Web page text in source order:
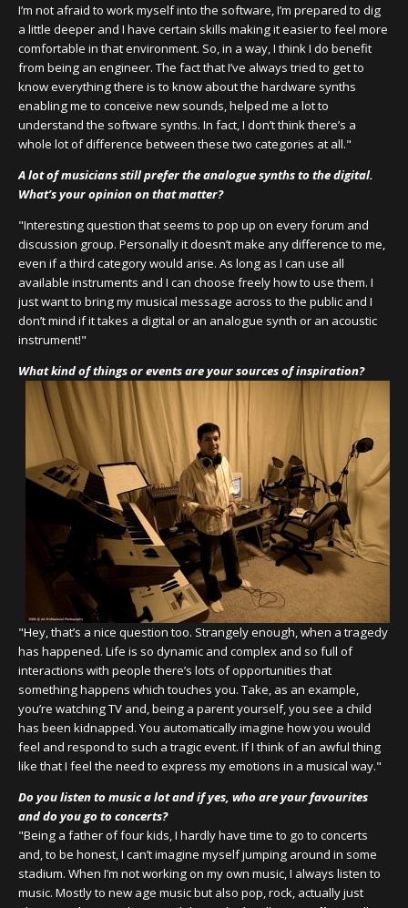
I’m not afraid to work myself into the software, I’m prepared to dig
a little deeper and I have certain skills making it easier to feel more
comfortable in that environment. So, in a way, I think I do benefit
from being an engineer. The fact that I’ve always tried to get to
know everything there is to know about the hardware synths
enabling me to conceive new sounds, helped me a lot to
understand the software synths. In fact, I don’t think there’s a
whole lot of difference between these two categories at all."
A lot of musicians still prefer the analogue synths to the digital.
What’s your opinion on that matter?
"Interesting question that seems to pop up on every forum and
discussion group. Personally it doesn’t make any difference to me,
even if a third category would arise. As long as I can use all
available instruments and I can choose freely how to use them. I
just want to bring my musical message across to the public and I
don’t mind if it takes a digital or an analogue synth or an acoustic
instrument!"
What kind of things or events are your sources of inspiration?
"Hey, that’s a nice question too. Strangely enough, when a tragedy
has happened. Life is so dynamic and complex and so full of
interactions with people there’s lots of opportunities that
something happens which touches you. Take, as an example,
you’re watching TV and, being a parent yourself, you see a child
has been kidnapped. You automatically imagine how you would
feel and respond to such a tragic event. If I think of an awful thing
like that I feel the need to express my emotions in a musical way."
Do you listen to music a lot and if yes, who are your favourites
and do you go to concerts?
"Being a father of four kids, I hardly have time to go to concerts
and, to be honest, I can’t imagine myself jumping around in some
stadium. When I’m not working on my own music, I always listen to
music. Mostly to new age music but also pop, rock, actually just